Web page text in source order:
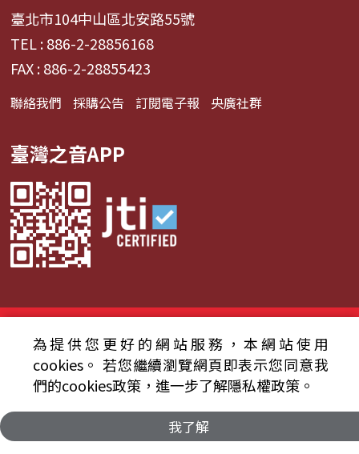
臺北市104中山區北安路55號
TEL : 886-2-28856168
FAX : 886-2-28855423
聯絡我們 採購公告 訂閱電子報 央廣社群
臺灣之音APP
© 2024財團法人中央廣播電臺 版權所有
資通安全政策聲明
服務條款 隱私權條款
為提供您更好的網站服務，本網站使用
cookies。 若您繼續瀏覽網頁即表示您同意我
們的cookies政策，進一步了解隱私權政策。
我了解